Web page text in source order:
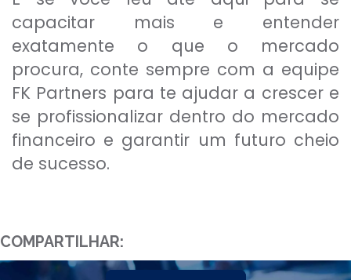
capacitar mais e entender
exatamente o que o mercado
procura, conte sempre com a equipe
FK Partners para te ajudar a crescer e
se profissionalizar dentro do mercado
financeiro e garantir um futuro cheio
de sucesso.
COMPARTILHAR: